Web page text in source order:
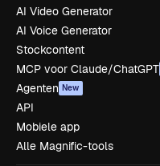
AI Video Generator
AI Voice Generator
Stockcontent
MCP voor Claude/ChatGPT
Agenten New
API
Mobiele app
Alle Magnific-tools